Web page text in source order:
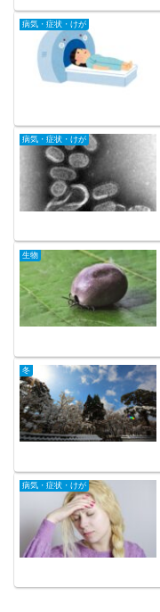
病気・症状・けが
病気・症状・けが
生物
冬
病気・症状・けが